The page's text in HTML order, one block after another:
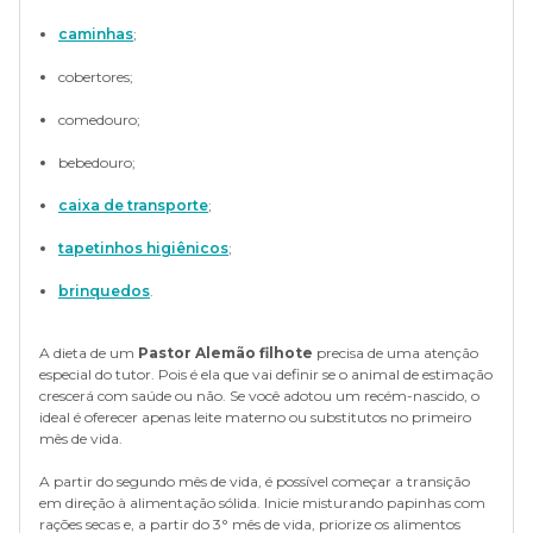
caminhas;
cobertores;
comedouro;
bebedouro;
caixa de transporte;
tapetinhos higiênicos;
brinquedos.
A dieta de um Pastor Alemão filhote precisa de uma atenção
especial do tutor. Pois é ela que vai definir se o animal de estimação
crescerá com saúde ou não. Se você adotou um recém-nascido, o
ideal é oferecer apenas leite materno ou substitutos no primeiro
mês de vida.
A partir do segundo mês de vida, é possível começar a transição
em direção à alimentação sólida. Inicie misturando papinhas com
rações secas e, a partir do 3° mês de vida, priorize os alimentos